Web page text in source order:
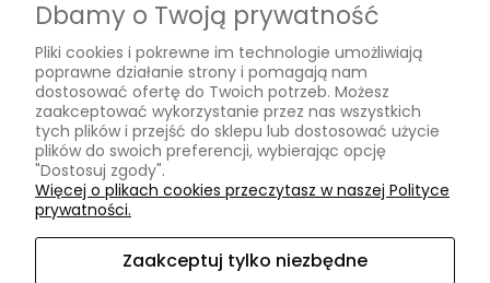
Czas i koszty dostawy
Informacje
Regulaminy
Polityka prywatności
Zwroty
Reklamacje
Dbamy o Twoją prywatność
Pliki cookies i pokrewne im technologie umożliwiają
poprawne działanie strony i pomagają nam
dostosować ofertę do Twoich potrzeb. Możesz
zaakceptować wykorzystanie przez nas wszystkich
tych plików i przejść do sklepu lub dostosować użycie
plików do swoich preferencji, wybierając opcję
"Dostosuj zgody".
Więcej o plikach cookies przeczytasz w naszej Polityce
prywatności.
Zaakceptuj tylko niezbędne